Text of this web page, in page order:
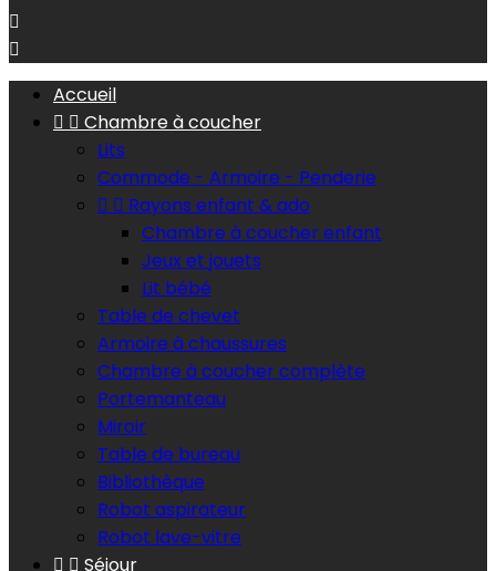


Accueil
  Chambre à coucher
Lits
Commode - Armoire - Penderie
  Rayons enfant & ado
Chambre à coucher enfant
Jeux et jouets
Lit bébé
Table de chevet
Armoire à chaussures
Chambre à coucher complète
Portemanteau
Miroir
Table de bureau
Bibliothèque
Robot aspirateur
Robot lave-vitre
  Séjour